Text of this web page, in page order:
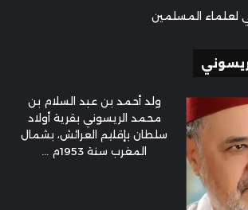
لعلماء المسلمين
ولد أحمد بن عبد السلام بن
محمد الريسوني بقرية أولاد
سلطان بإقليم العرائش، بشمال
المغرب سنة 1953م ...